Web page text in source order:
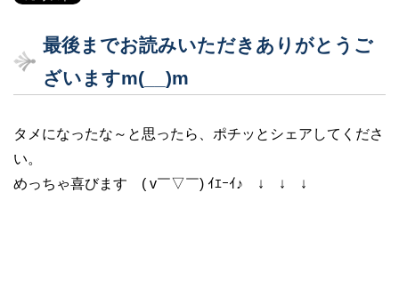
最後までお読みいただきありがとうご
ざいますm(__)m
タメになったな～と思ったら、ポチッとシェアしてくださ
い。
めっちゃ喜びます ( v￣▽￣) ｲｴｰｲ♪ ↓ ↓ ↓